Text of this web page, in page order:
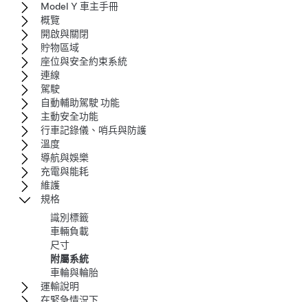
Model Y 車主手冊
概覽
開啟與關閉
貯物區域
座位與安全約束系統
連線
駕駛
自動輔助駕駛 功能
主動安全功能
行車記錄儀、哨兵與防護
溫度
導航與娛樂
充電與能耗
維護
規格
識別標籤
車輛負載
尺寸
附屬系統
車輪與輪胎
運輸說明